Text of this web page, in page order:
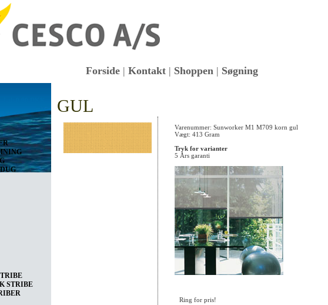
Forside | Kontakt | Shoppen | Søgning
STRIBE
GUL
Varenummer: Sunworker M1 M709 korn gul
Vægt: 413 Gram
Tryk for varianter
5 Års garanti
Ring for pris!